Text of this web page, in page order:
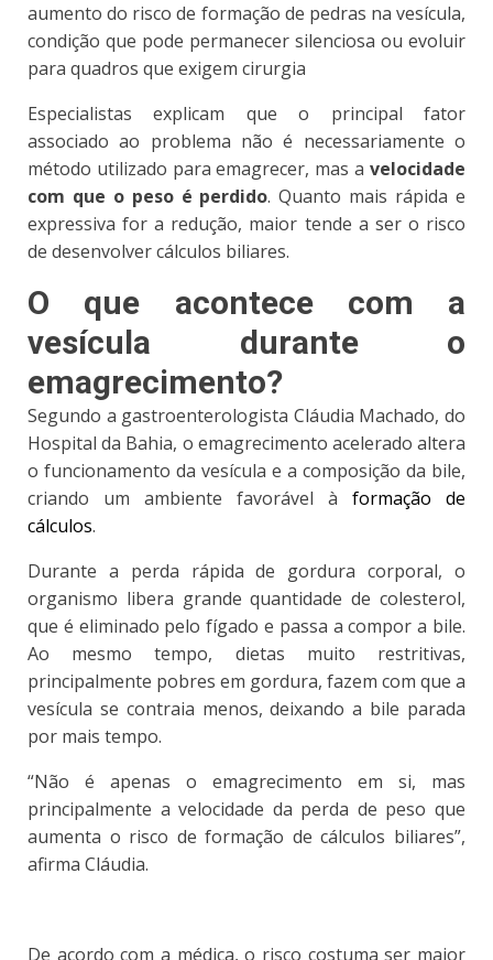
aumento do risco de formação de pedras na vesícula,
condição que pode permanecer silenciosa ou evoluir
para quadros que exigem cirurgia
Especialistas explicam que o principal fator
associado ao problema não é necessariamente o
método utilizado para emagrecer, mas a velocidade
com que o peso é perdido. Quanto mais rápida e
expressiva for a redução, maior tende a ser o risco
de desenvolver cálculos biliares.
O que acontece com a
vesícula durante o
emagrecimento?
Segundo a gastroenterologista Cláudia Machado, do
Hospital da Bahia, o emagrecimento acelerado altera
o funcionamento da vesícula e a composição da bile,
criando um ambiente favorável à formação de
cálculos.
Durante a perda rápida de gordura corporal, o
organismo libera grande quantidade de colesterol,
que é eliminado pelo fígado e passa a compor a bile.
Ao mesmo tempo, dietas muito restritivas,
principalmente pobres em gordura, fazem com que a
vesícula se contraia menos, deixando a bile parada
por mais tempo.
“Não é apenas o emagrecimento em si, mas
principalmente a velocidade da perda de peso que
aumenta o risco de formação de cálculos biliares”,
afirma Cláudia.
De acordo com a médica, o risco costuma ser maior